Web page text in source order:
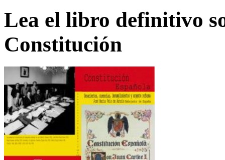
Lea el libro definitivo
Constitución